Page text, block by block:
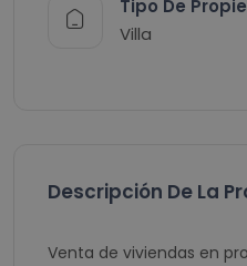
Tipo De
Villa
Descripción De La
Venta de viviendas en